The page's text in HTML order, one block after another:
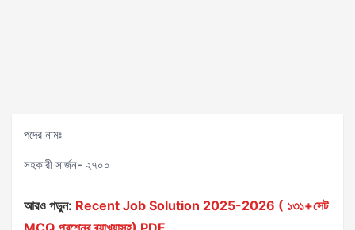
পদের নামঃ
সহকারী সার্জন- ২৭০০
আরও পড়ুন: Recent Job Solution 2025-2026 ( ১৩১+সেট